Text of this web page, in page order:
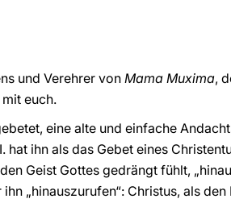
und Verehrer vonMama Muxima,
euch.
eine alte und einfache
ihn als das Gebet eines
Geist Gottes gedrängt fühlt,
„hinauszurufen“: Christus, als